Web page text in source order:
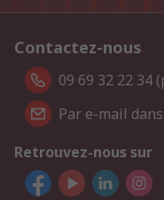
Contactez-nous
09 69 32 22 34
Par e-mail
Retrouvez-nous sur